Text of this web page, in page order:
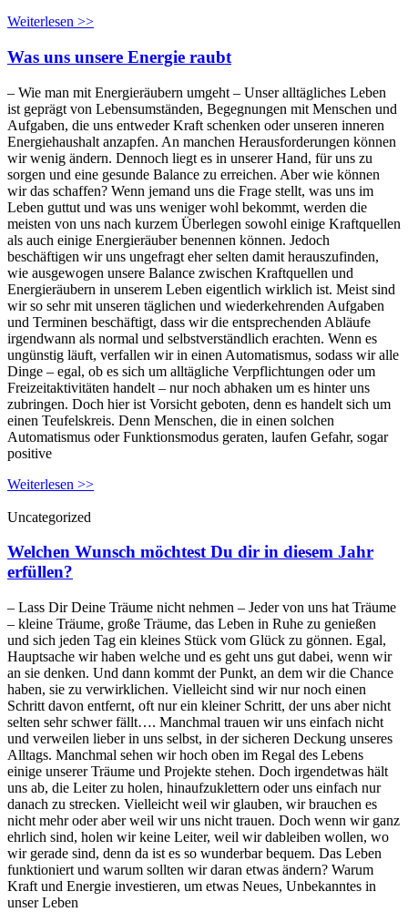
Weiterlesen >>
Was uns unsere Energie raubt
– Wie man mit Energieräubern umgeht – Unser alltägliches Leben
ist geprägt von Lebensumständen, Begegnungen mit Menschen und
Aufgaben, die uns entweder Kraft schenken oder unseren inneren
Energiehaushalt anzapfen. An manchen Herausforderungen können
wir wenig ändern. Dennoch liegt es in unserer Hand, für uns zu
sorgen und eine gesunde Balance zu erreichen. Aber wie können
wir das schaffen? Wenn jemand uns die Frage stellt, was uns im
Leben guttut und was uns weniger wohl bekommt, werden die
meisten von uns nach kurzem Überlegen sowohl einige Kraftquellen
als auch einige Energieräuber benennen können. Jedoch
beschäftigen wir uns ungefragt eher selten damit herauszufinden,
wie ausgewogen unsere Balance zwischen Kraftquellen und
Energieräubern in unserem Leben eigentlich wirklich ist. Meist sind
wir so sehr mit unseren täglichen und wiederkehrenden Aufgaben
und Terminen beschäftigt, dass wir die entsprechenden Abläufe
irgendwann als normal und selbstverständlich erachten. Wenn es
ungünstig läuft, verfallen wir in einen Automatismus, sodass wir alle
Dinge – egal, ob es sich um alltägliche Verpflichtungen oder um
Freizeitaktivitäten handelt – nur noch abhaken um es hinter uns
zubringen. Doch hier ist Vorsicht geboten, denn es handelt sich um
einen Teufelskreis. Denn Menschen, die in einen solchen
Automatismus oder Funktionsmodus geraten, laufen Gefahr, sogar
positive
Weiterlesen >>
Uncategorized
Welchen Wunsch möchtest Du dir in diesem Jahr
erfüllen?
– Lass Dir Deine Träume nicht nehmen – Jeder von uns hat Träume
– kleine Träume, große Träume, das Leben in Ruhe zu genießen
und sich jeden Tag ein kleines Stück vom Glück zu gönnen. Egal,
Hauptsache wir haben welche und es geht uns gut dabei, wenn wir
an sie denken. Und dann kommt der Punkt, an dem wir die Chance
haben, sie zu verwirklichen. Vielleicht sind wir nur noch einen
Schritt davon entfernt, oft nur ein kleiner Schritt, der uns aber nicht
selten sehr schwer fällt…. Manchmal trauen wir uns einfach nicht
und verweilen lieber in uns selbst, in der sicheren Deckung unseres
Alltags. Manchmal sehen wir hoch oben im Regal des Lebens
einige unserer Träume und Projekte stehen. Doch irgendetwas hält
uns ab, die Leiter zu holen, hinaufzuklettern oder uns einfach nur
danach zu strecken. Vielleicht weil wir glauben, wir brauchen es
nicht mehr oder aber weil wir uns nicht trauen. Doch wenn wir ganz
ehrlich sind, holen wir keine Leiter, weil wir dableiben wollen, wo
wir gerade sind, denn da ist es so wunderbar bequem. Das Leben
funktioniert und warum sollten wir daran etwas ändern? Warum
Kraft und Energie investieren, um etwas Neues, Unbekanntes in
unser Leben